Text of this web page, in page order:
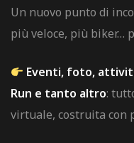
Un nuovo punto di
più veloce, più biker…
Eventi, foto,
Run e tanto altro:
virtuale, costruita con